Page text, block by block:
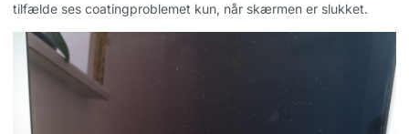
tilfælde ses coatingproblemet kun, når skærmen er slukket.